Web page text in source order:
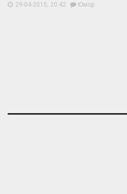
29-04-2015, 20:42 Юмор